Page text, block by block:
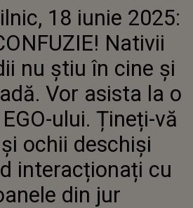
HAOS ȘI CONFUZIE! NATIVII
ACESTEI ZODII NU ȘTIU ÎN CINE
ȘI ÎN CE SĂ CREADĂ. VOR ASISTA
LA O DIZOLVARE A EGO-ULUI.
ȚINEȚI-VĂ URECHILE ȘI OCHII
DESCHIȘI ATUNCI CÂND
INTERACȚIONAȚI CU
PERSOANELE DIN JUR
18 iunie 2025:
Nativii
nu știu în cine și
Vor asista la o
ului. Țineți-vă
ochii deschiși
interacționați cu
din jur